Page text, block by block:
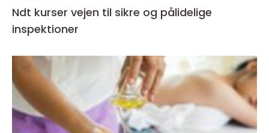
Ndt kurser vejen til sikre og pålidelige
inspektioner